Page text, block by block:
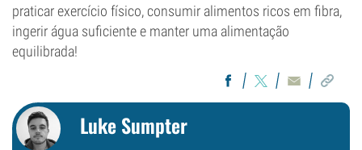
praticar exercício físico, consumir alimentos ricos em fibra,
ingerir água suficiente e manter uma alimentação
equilibrada!
Luke Sumpter